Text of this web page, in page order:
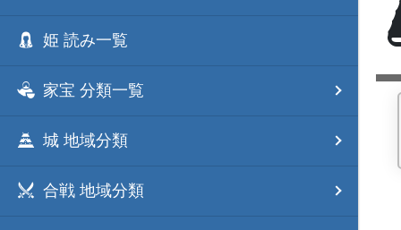
姫 読み一覧
家宝 分類一覧
城 地域分類
合戦 地域分類